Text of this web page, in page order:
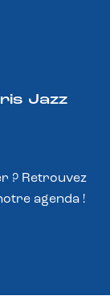
Jazz
? Retrouvez
agenda !